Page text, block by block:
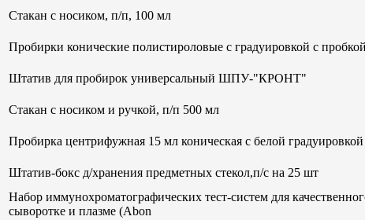
Стакан с носиком, п/п, 100 мл
Пробирки конические полистироловые с градуировкой с
Штатив для пробирок универсальный ШПУ-"КРОНТ"
Стакан с носиком и ручкой, п/п 500 мл
Пробирка центрифужная 15 мл коническая с белой
Штатив-бокс д/хранения предметных стекол,п/с на 25 шт
Набор иммунохроматографических тест-систем для
сыворотке и плазме (Abon